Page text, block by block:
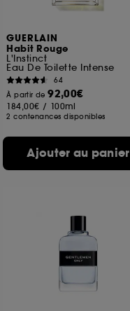
GUERLAIN
Habit Rouge
L'Instinct
Eau De Toilette Intense
64
À partir de92,00€
184,00€ / 100ml
2 contenances disponibles
Ajouter au panier